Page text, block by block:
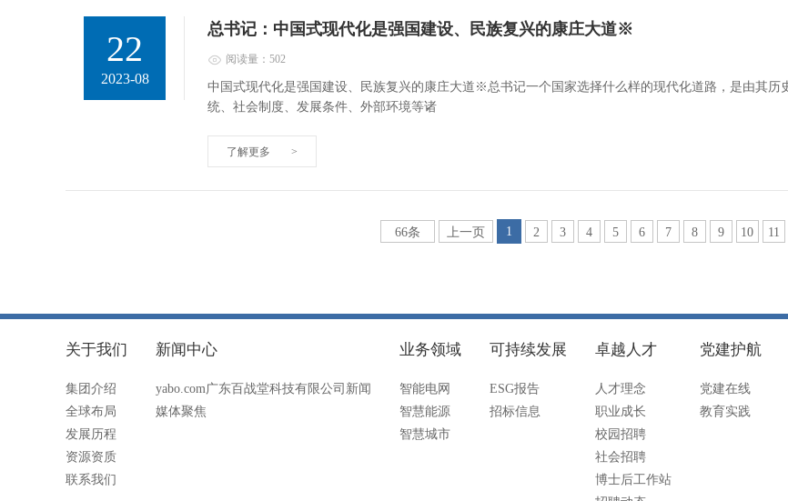
22
2023-08
总书记：中国式现代化是强国建设、民族复兴的康庄大道※
阅读量：502
中国式现代化是强国建设、民族复兴的康庄大道※总书记一个国家选择什么样的现代化道路，是由其历
统、社会制度、发展条件、外部环境等诸
了解更多 >
66条 上一页 1 2 3 4 5 6 7 8 9 10 11
关于我们
集团介绍
全球布局
发展历程
资源资质
联系我们
新闻中心
yabo.com广东百战堂科技有限公司新闻
媒体聚焦
业务领域
智能电网
智慧能源
智慧城市
可持续发展
ESG报告
招标信息
卓越人才
人才理念
职业成长
校园招聘
社会招聘
博士后工作站
党建护航
党建在线
教育实践